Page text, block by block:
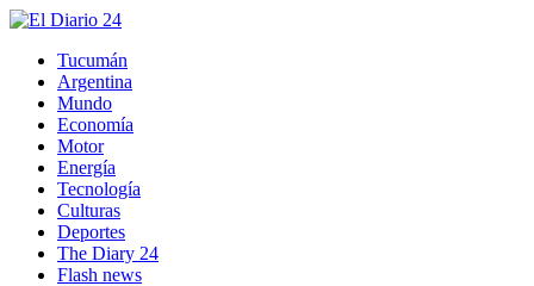
Tucumán
Argentina
Mundo
Economía
Motor
Energía
Tecnología
Culturas
Deportes
The Diary 24
Flash news